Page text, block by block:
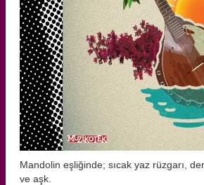
Mandolin eşliğinde; sıcak yaz rüzgarı,
ve aşk.